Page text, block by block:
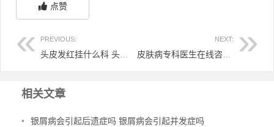
点赞
PREVIOUS: NEXT:
相关文章
• 银屑病会引起后遗症吗 银屑病会引起并发症吗